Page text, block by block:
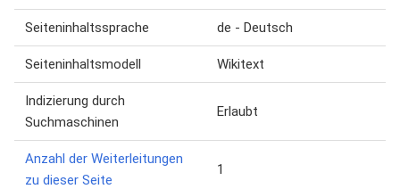
Seiteninhaltssprache de - Deutsch
Seiteninhaltsmodell Wikitext
Indizierung durch
Suchmaschinen
Erlaubt
Anzahl der Weiterleitungen
zu dieser Seite
1